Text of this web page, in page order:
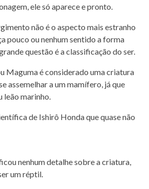
ele só aparece e pronto.
não é o aspecto mais estranho
pouco ou nenhum sentido a forma
questão é a classificação do ser.
Maguma é considerado uma criatura
assemelhar a um mamífero, já que
leão marinho.
nenhum detalhe sobre a criatura,
um réptil.